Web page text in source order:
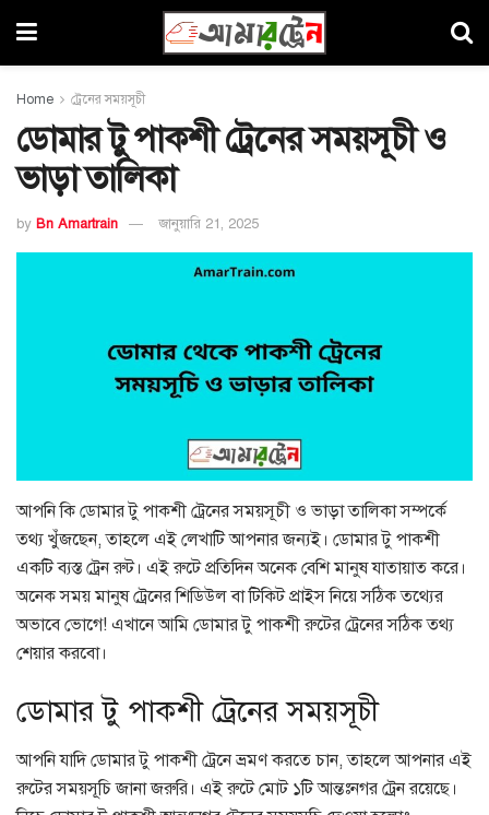
Home ট্রেনের সময়সূচী
ডোমার টু পাকশী ট্রেনের সময়সূচী ও
ভাড়া তালিকা
by Bn Amartrain জানুয়ারি 21, 2025
আপনি কি ডোমার টু পাকশী ট্রেনের সময়সূচী ও ভাড়া তালিকা সম্পর্কে
তথ্য খুঁজছেন, তাহলে এই লেখাটি আপনার জন্যই। ডোমার টু পাকশী
একটি ব্যস্ত ট্রেন রুট। এই রুটে প্রতিদিন অনেক বেশি মানুষ যাতায়াত করে।
অনেক সময় মানুষ ট্রেনের শিডিউল বা টিকিট প্রাইস নিয়ে সঠিক তথ্যের
অভাবে ভোগে! এখানে আমি ডোমার টু পাকশী রুটের ট্রেনের সঠিক তথ্য
শেয়ার করবো।
ডোমার টু পাকশী ট্রেনের সময়সূচী
আপনি যাদি ডোমার টু পাকশী ট্রেনে ভ্রমণ করতে চান, তাহলে আপনার এই
রুটের সময়সূচি জানা জরুরি। এই রুটে মোট ১টি আন্তঃনগর ট্রেন রয়েছে।